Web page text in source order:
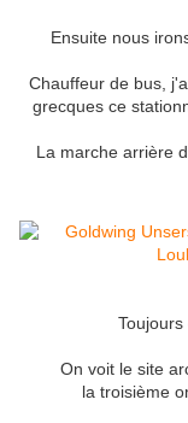
Ensuite nous
Chauffeur de bus,
grecques ce
La marche arrière
On voit le site
la troisième